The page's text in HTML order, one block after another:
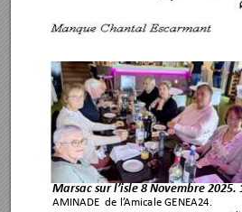
Marsac sur l’isle 8 Novembre 2025.
AMINADE
  de l’
Amicale GENEA24.